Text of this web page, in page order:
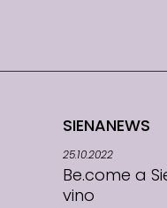
SIENANEWS
25.10.2022
Be.come a
vino